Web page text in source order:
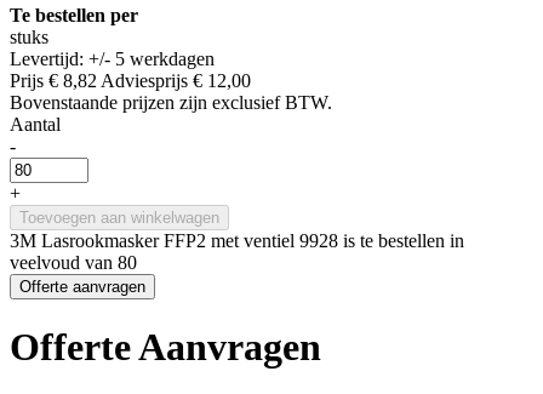
Te bestellen per
stuks
Levertijd: +/- 5 werkdagen
Prijs € 8,82 Adviesprijs € 12,00
Bovenstaande prijzen zijn exclusief BTW.
Aantal
-
+
Toevoegen aan winkelwagen
3M Lasrookmasker FFP2 met ventiel 9928 is te bestellen in
veelvoud van 80
Offerte aanvragen
Offerte Aanvragen